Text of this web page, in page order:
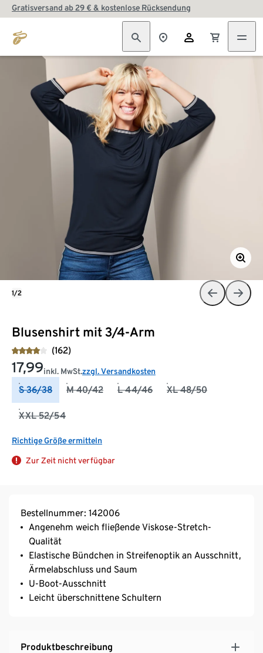
Gratisversand ab 29 € & kostenlose Rücksendung
Blusenshirt mit 3/4-Arm
(162)
17,99inkl. MwSt.zzgl. Versandkosten
S 36/38 M 40/42 L 44/46 XL 48/50
XXL 52/54
Richtige Größe ermitteln
Zur Zeit nicht verfügbar
1/2
Bestellnummer: 142006
Angenehm weich fließende Viskose-Stretch-
Qualität
Elastische Bündchen in Streifenoptik an Ausschnitt,
Ärmelabschluss und Saum
U-Boot-Ausschnitt
Leicht überschnittene Schultern
Produktbeschreibung